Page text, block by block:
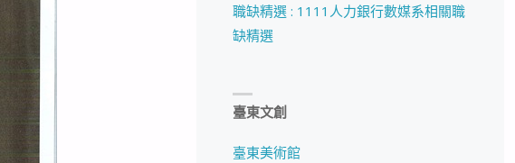
職缺精選 : 1111人力銀行數媒系相關職
缺精選
臺東文創
臺東美術館